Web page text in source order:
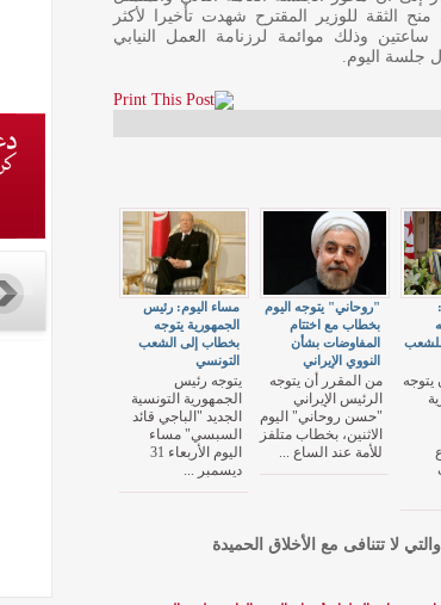
الثقة للوزير المقترح شهدت تأخيرا لأكثر
وذلك موائمة لرزنامة العمل النيابي
جلسة اليوم.
مساء اليوم: رئيس
الجمهورية يتوجه
بخطاب إلى الشعب
التونسي
يتوجه رئيس
الجمهورية التونسية
الجديد "الباجي قائد
السبسي" مساء
اليوم الأربعاء 31
ديسمبر ...
"روحاني" يتوجه اليوم
بخطاب مع اختتام
المفاوضات بشأن
النووي الإيراني
من المقرر أن يتوجه
الرئيس الإيراني
"حسن روحاني" اليوم
الاثنين، بخطاب متلفز
للأمة عند الساع ...
يتوجه
لا تتنافى مع الأخلاق الحميدة